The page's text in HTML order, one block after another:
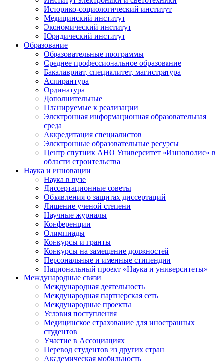
Историко-социологический институт
Медицинский институт
Экономический институт
Юридический институт
Образование
Образовательные программы
Среднее профессиональное образование
Бакалавриат, специалитет, магистратура
Аспирантура
Ординатура
Дополнительные
Планируемые к реализации
Электронная информационная образовательная
среда
Аккредитация специалистов
Электронные образовательные ресурсы
Центр спутник АНО Университет «Иннополис» в
области строительства
Наука и инновации
Наука в вузе
Диссертационные советы
Объявления о защитах диссертаций
Лишение ученой степени
Научные журналы
Конференции
Олимпиады
Конкурсы и гранты
Конкурсы на замещение должностей
Персональные и именные стипендии
Национальный проект «Наука и университеты»
Международные связи
Международная деятельность
Международная партнерская сеть
Международные проекты
Условия поступления
Медицинское страхование для иностранных
студентов
Участие в Ассоциациях
Перевод студентов из других стран
Академическая мобильность